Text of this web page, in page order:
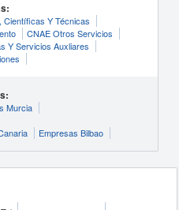
Científicas Y Técnicas
CNAE Otros Servicios
Y Servicios Auxliares
Murcia
Empresas Bilbao